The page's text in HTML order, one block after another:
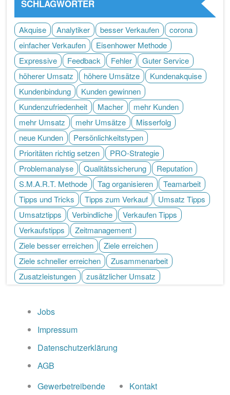
SCHLAGWÖRTER
Akquise Analytiker besser Verkaufen
corona
einfacher Verkaufen
Eisenhower Methode
Expressive
Feedback Fehler
Guter Service
höherer Umsatz
höhere Umsätze
Kundenakquise
Kundenbindung
Kunden gewinnen
Kundenzufriedenheit
Macher
mehr Kunden
mehr Umsatz
mehr Umsätze
Misserfolg
neue Kunden
Persönlichkeitstypen
Prioritäten richtig setzen
PRO-Strategie
Problemanalyse
Qualitätssicherung
Reputation
S.M.A.R.T. Methode
Tag organisieren
Teamarbeit
Tipps und Tricks
Tipps zum Verkauf
Umsatz Tipps
Umsatztipps
Verbindliche
Verkaufen Tipps
Verkaufstipps
Zeitmanagement
Ziele besser erreichen
Ziele erreichen
Ziele schneller erreichen
Zusammenarbeit
Zusatzleistungen
zusätzlicher Umsatz
Jobs
Impressum
Datenschutzerklärung
AGB
Gewerbetreibende
Kontakt